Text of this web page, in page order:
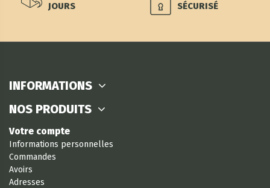
JOURS
SÉCURISÉ
INFORMATIONS
NOS PRODUITS
Votre compte
Informations personnelles
Commandes
Avoirs
Adresses